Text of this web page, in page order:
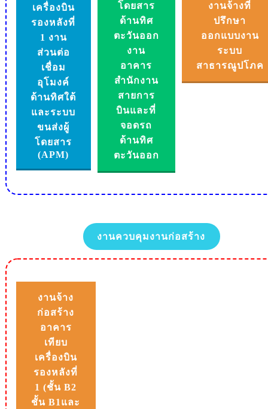
เครื่องบิน
รองหลังที่
1 งาน
ส่วนต่อ
เชื่อม
อุโมงค์
ด้านทิศใต้
และระบบ
ขนส่งผู้
โดยสาร
(APM)
โดยสาร
ด้านทิศ
ตะวันออก
งาน
อาคาร
สำนักงาน
สายการ
บินและที่
จอดรถ
ด้านทิศ
ตะวันออก
งานจ้างที่
ปรึกษา
ออกแบบงาน
ระบบ
สาธารณูปโภค
งานควบคุมงานก่อสร้าง
งานจ้าง
ก่อสร้าง
อาคาร
เทียบ
เครื่องบิน
รองหลังที่
1 (ชั้น B2
ชั้น B1และ